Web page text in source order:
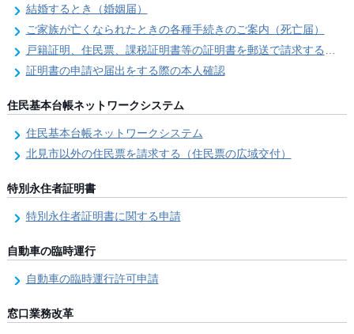
結婚するとき（婚姻届）
ご家族が亡くなられたときの各種手続きのご案内（死亡届）
戸籍証明、住民票、課税証明書等の証明書を郵送で請求する際の本人確認
証明書の申請や届出をする際の本人確認
住民基本台帳ネットワークシステム
住民基本台帳ネットワークシステム
北見市以外の住民票を請求する（住民票の広域交付）
特別永住者証明書
特別永住者証明書に関する申請
自動車の臨時運行
自動車の臨時運行許可申請
窓口業務改革